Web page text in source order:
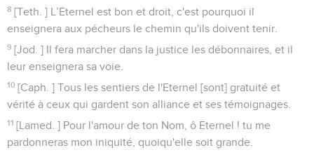
8 [Teth. ] L’Eternel est bon et droit, c'est pourquoi il
enseignera aux pécheurs le chemin qu'ils doivent tenir.
9 [Jod. ] Il fera marcher dans la justice les débonnaires, et il
leur enseignera sa voie.
10 [Caph. ] Tous les sentiers de l'Eternel [sont] gratuité et
vérité à ceux qui gardent son alliance et ses témoignages.
11 [Lamed. ] Pour l'amour de ton Nom, ô Eternel ! tu me
pardonneras mon iniquité, quoiqu'elle soit grande.